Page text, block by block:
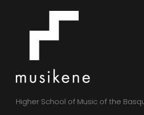
Higher School of Music of the